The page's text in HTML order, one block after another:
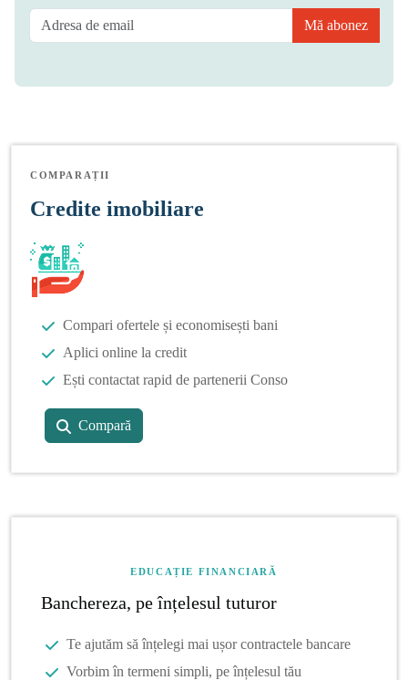
Mă abonez
COMPARAȚII
Credite imobiliare
Compari ofertele și economisești bani
Aplici online la credit
Ești contactat rapid de partenerii Conso
Compară
EDUCAȚIE FINANCIARĂ
Banchereza, pe înțelesul tuturor
Te ajutăm să înțelegi mai ușor contractele bancare
Vorbim în termeni simpli, pe înțelesul tău